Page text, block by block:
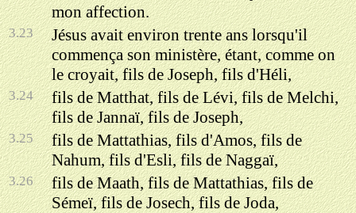
mon affection.
3.23
Jésus avait environ trente ans lorsqu'il
commença son ministère, étant, comme on
le croyait, fils de Joseph, fils d'Héli,
3.24
fils de Matthat, fils de Lévi, fils de Melchi,
fils de Jannaï, fils de Joseph,
3.25
fils de Mattathias, fils d'Amos, fils de
Nahum, fils d'Esli, fils de Naggaï,
3.26
fils de Maath, fils de Mattathias, fils de
Sémeï, fils de Josech, fils de Joda,